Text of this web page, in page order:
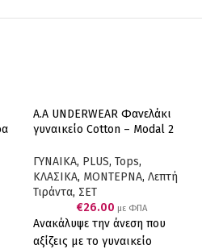
Α.A UNDERWEAR Φανελάκι
γυναικείο Cotton – Modal 2
ΓΥΝΑΙΚΑ, PLUS, Tops,
ΚΛΑΣΙΚΑ, ΜΟΝΤΕΡΝΑ, Λεπτή
Τιράντα, ΣΕΤ
€26.00 με ΦΠΑ
Ανακάλυψε την άνεση που
αξίζεις με το γυναικείο